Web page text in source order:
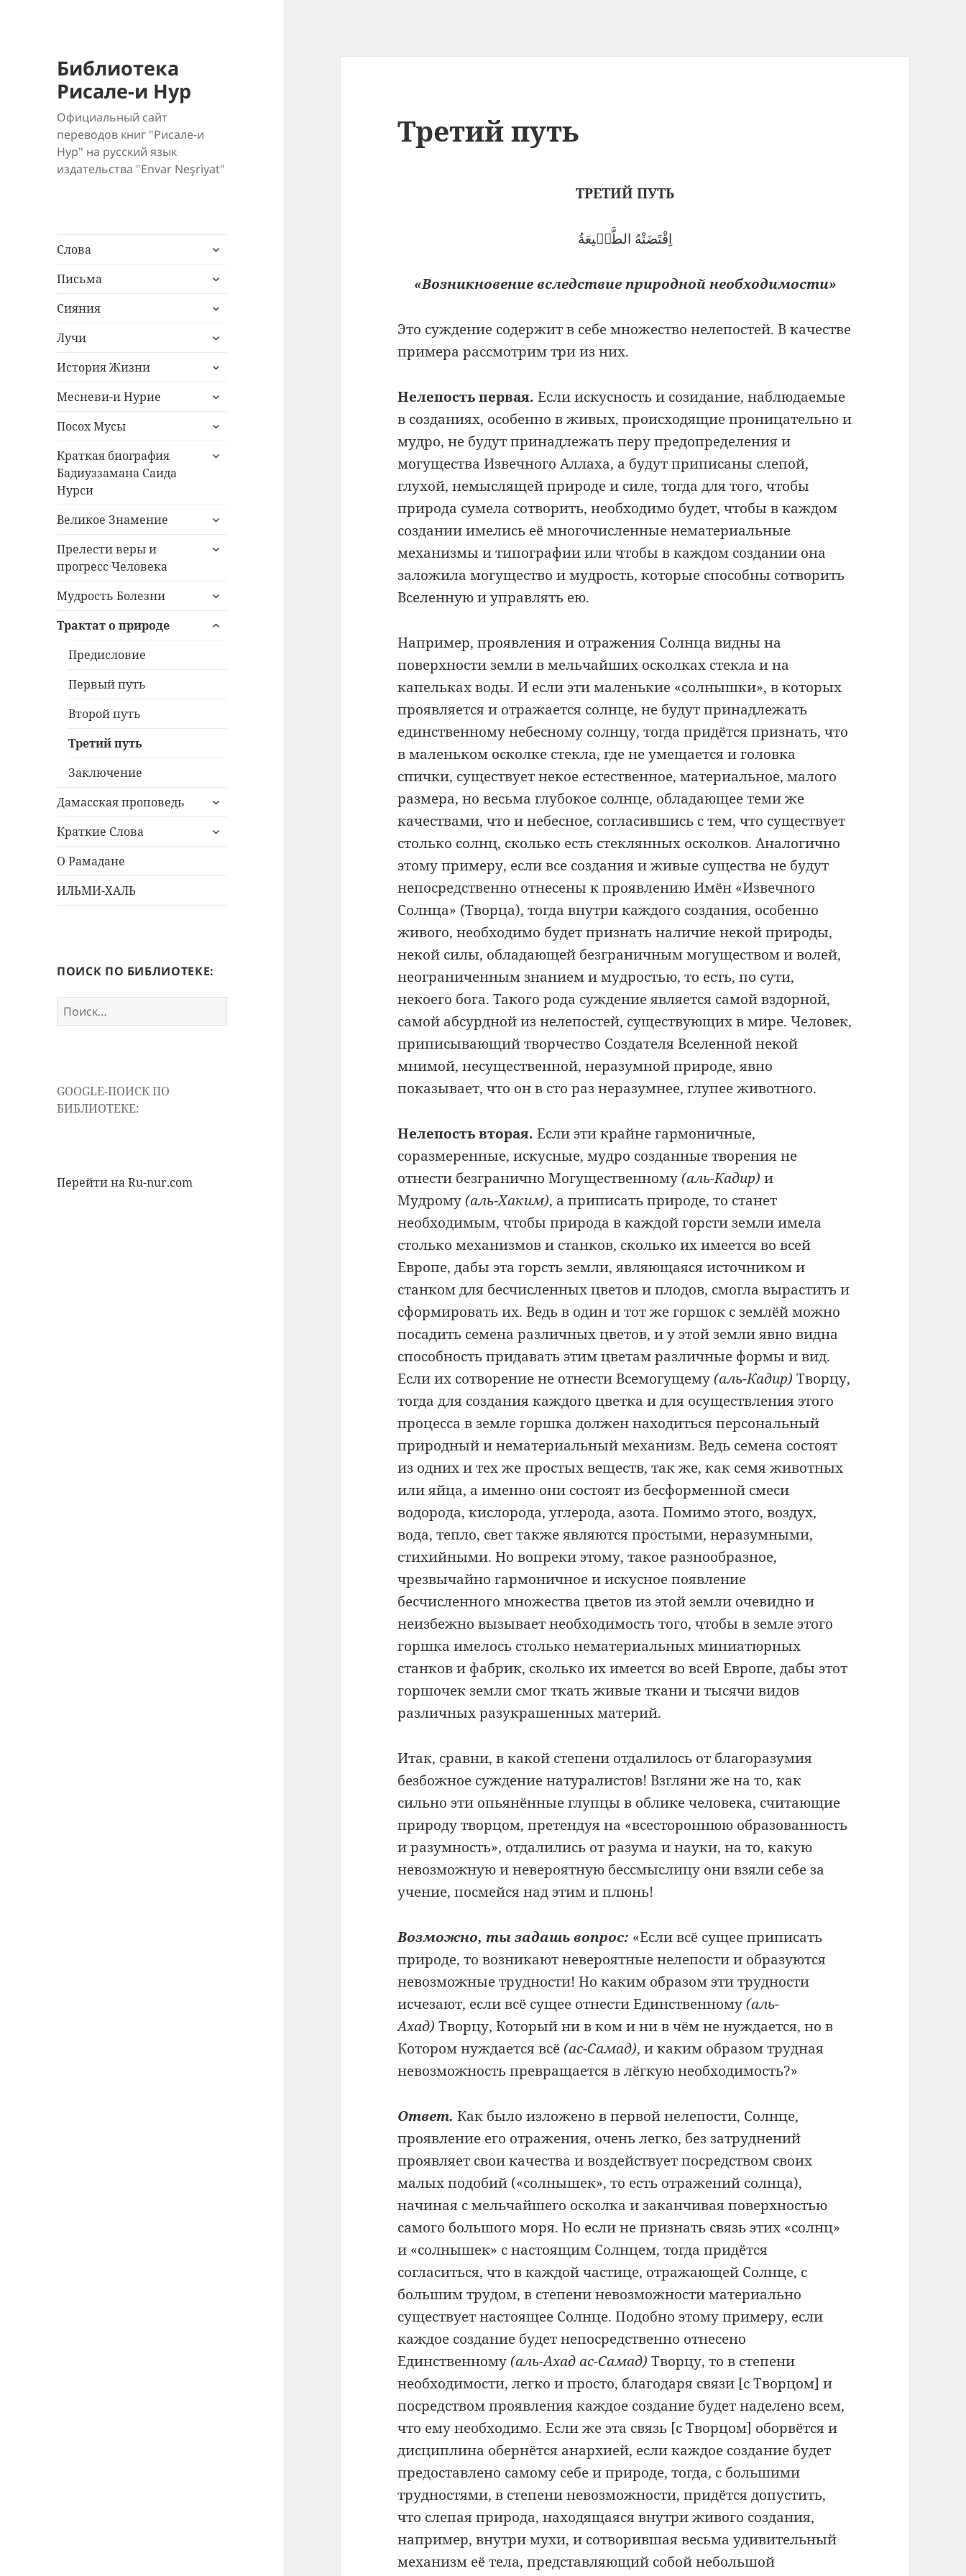
Библиотека
Рисале-и Нур
Официальный сайт
переводов книг "Рисале-и
Нур" на русский язык
издательства "Envar Neşriyat"
Слова
раскрыть
меню
Письма
раскрыть
меню
Сияния
раскрыть
меню
Лучи
раскрыть
меню
История Жизни
раскрыть
меню
Месневи-и Нурие
раскрыть
меню
Посох Мусы
раскрыть
меню
Краткая биография
Бадиуззамана Саида
Нурси
раскрыть
Великое Знамение
раскрыть
меню
Прелести веры и
прогресс Человека
раскрыть
Мудрость Болезни
раскрыть
меню
Трактат о природе
раскрыть
Предисловие
Первый путь
Второй путь
Третий путь
Заключение
Дамасская проповедь
раскрыть
меню
Краткие Слова
раскрыть
О Рамадане
ИЛЬМИ-ХАЛЬ
ПОИСК ПО БИБЛИОТЕКЕ:
Найти:
GOOGLE-ПОИСК ПО
БИБЛИОТЕКЕ:
Перейти на Ru-nur.com
Третий путь
ТРЕТИЙ ПУТЬ
اِقْتَضَتْهُ الطَّبٖيعَةُ
«Возникновение вследствие природной необходимости»
Это суждение содержит в себе множество нелепостей. В качестве
примера рассмотрим три из них.
Нелепость первая. Если искусность и созидание, наблюдаемые
в созданиях, особенно в живых, происходящие проницательно и
мудро, не будут принадлежать перу предопределения и
могущества Извечного Аллаха, а будут приписаны слепой,
глухой, немыслящей природе и силе, тогда для того, чтобы
природа сумела сотворить, необходимо будет, чтобы в каждом
создании имелись её многочисленные нематериальные
механизмы и типографии или чтобы в каждом создании она
заложила могущество и мудрость, которые способны сотворить
Вселенную и управлять ею.
Например, проявления и отражения Солнца видны на
поверхности земли в мельчайших осколках стекла и на
капельках воды. И если эти маленькие «солнышки», в которых
проявляется и отражается солнце, не будут принадлежать
единственному небесному солнцу, тогда придётся признать, что
в маленьком осколке стекла, где не умещается и головка
спички, существует некое естественное, материальное, малого
размера, но весьма глубокое солнце, обладающее теми же
качествами, что и небесное, согласившись с тем, что существует
столько солнц, сколько есть стеклянных осколков. Аналогично
этому примеру, если все создания и живые существа не будут
непосредственно отнесены к проявлению Имён «Извечного
Солнца» (Творца), тогда внутри каждого создания, особенно
живого, необходимо будет признать наличие некой природы,
некой силы, обладающей безграничным могуществом и волей,
неограниченным знанием и мудростью, то есть, по сути,
некоего бога. Такого рода суждение является самой вздорной,
самой абсурдной из нелепостей, существующих в мире. Человек,
приписывающий творчество Создателя Вселенной некой
мнимой, несущественной, неразумной природе, явно
показывает, что он в сто раз неразумнее, глупее животного.
Нелепость вторая. Если эти крайне гармоничные,
соразмеренные, искусные, мудро созданные творения не
отнести безгранично Могущественному(аль-Кадир) и
Мудрому(аль-Хаким), а приписать природе, то станет
необходимым, чтобы природа в каждой горсти земли имела
столько механизмов и станков, сколько их имеется во всей
Европе, дабы эта горсть земли, являющаяся источником и
станком для бесчисленных цветов и плодов, смогла вырастить и
сформировать их. Ведь в один и тот же горшок с землёй можно
посадить семена различных цветов, и у этой земли явно видна
способность придавать этим цветам различные формы и вид.
Если их сотворение не отнести Всемогущему(аль-Кадир)Творцу,
тогда для создания каждого цветка и для осуществления этого
процесса в земле горшка должен находиться персональный
природный и нематериальный механизм. Ведь семена состоят
из одних и тех же простых веществ, так же, как семя животных
или яйца, а именно они состоят из бесформенной смеси
водорода, кислорода, углерода, азота. Помимо этого, воздух,
вода, тепло, свет также являются простыми, неразумными,
стихийными. Но вопреки этому, такое разнообразное,
чрезвычайно гармоничное и искусное появление
бесчисленного множества цветов из этой земли очевидно и
неизбежно вызывает необходимость того, чтобы в земле этого
горшка имелось столько нематериальных миниатюрных
станков и фабрик, сколько их имеется во всей Европе, дабы этот
горшочек земли смог ткать живые ткани и тысячи видов
различных разукрашенных материй.
Итак, сравни, в какой степени отдалилось от благоразумия
безбожное суждение натуралистов! Взгляни же на то, как
сильно эти опьянённые глупцы в облике человека, считающие
природу творцом, претендуя на «всестороннюю образованность
и разумность», отдалились от разума и науки, на то, какую
невозможную и невероятную бессмыслицу они взяли себе за
учение, посмейся над этим и плюнь!
Возможно, ты задашь вопрос: «Если всё сущее приписать
природе, то возникают невероятные нелепости и образуются
невозможные трудности! Но каким образом эти трудности
исчезают, если всё сущее отнести Единственному(аль-
Ахад) Творцу, Который ни в ком и ни в чём не нуждается, но в
Котором нуждается всё(ас-Самад), и каким образом трудная
невозможность превращается в лёгкую необходимость?»
Ответ. Как было изложено в первой нелепости, Солнце,
проявление его отражения, очень легко, без затруднений
проявляет свои качества и воздействует посредством своих
малых подобий («солнышек», то есть отражений солнца),
начиная с мельчайшего осколка и заканчивая поверхностью
самого большого моря. Но если не признать связь этих «солнц»
и «солнышек» с настоящим Солнцем, тогда придётся
согласиться, что в каждой частице, отражающей Солнце, с
большим трудом, в степени невозможности материально
существует настоящее Солнце. Подобно этому примеру, если
каждое создание будет непосредственно отнесено
Единственному(аль-Ахад ас-Самад) Творцу, то в степени
необходимости, легко и просто, благодаря связи [с Творцом] и
посредством проявления каждое создание будет наделено всем,
что ему необходимо. Если же эта связь [с Творцом] оборвётся и
дисциплина обернётся анархией, если каждое создание будет
предоставлено самому себе и природе, тогда, с большими
трудностями, в степени невозможности, придётся допустить,
что слепая природа, находящаяся внутри живого создания,
например, внутри мухи, и сотворившая весьма удивительный
механизм её тела, представляющий собой небольшой